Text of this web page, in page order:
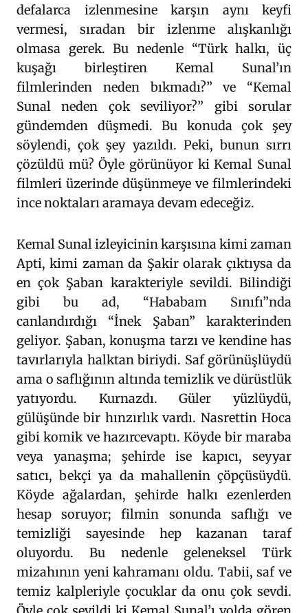
defalarca izlenmesine karşın aynı keyfi
vermesi, sıradan bir izlenme alışkanlığı
olmasa gerek. Bu nedenle “Türk halkı, üç
kuşağı birleştiren Kemal Sunal’ın
filmlerinden neden bıkmadı?” ve “Kemal
Sunal neden çok seviliyor?” gibi sorular
gündemden düşmedi. Bu konuda çok şey
söylendi, çok şey yazıldı. Peki, bunun sırrı
çözüldü mü? Öyle görünüyor ki Kemal Sunal
filmleri üzerinde düşünmeye ve filmlerindeki
ince noktaları aramaya devam edeceğiz.
Kemal Sunal izleyicinin karşısına kimi zaman
Apti, kimi zaman da Şakir olarak çıktıysa da
en çok Şaban karakteriyle sevildi. Bilindiği
gibi bu ad, “Hababam Sınıfı”nda
canlandırdığı “İnek Şaban” karakterinden
geliyor. Şaban, konuşma tarzı ve kendine has
tavırlarıyla halktan biriydi. Saf görünüşlüydü
ama o saflığının altında temizlik ve dürüstlük
yatıyordu. Kurnazdı. Güler yüzlüydü,
gülüşünde bir hınzırlık vardı. Nasrettin Hoca
gibi komik ve hazırcevaptı. Köyde bir maraba
veya yanaşma; şehirde ise kapıcı, seyyar
satıcı, bekçi ya da mahallenin çöpçüsüydü.
Köyde ağalardan, şehirde halkı ezenlerden
hesap soruyor; filmin sonunda saflığı ve
temizliği sayesinde hep kazanan taraf
oluyordu. Bu nedenle geleneksel Türk
mizahının yeni kahramanı oldu. Tabii, saf ve
temiz kalpleriyle çocuklar da onu çok sevdi.